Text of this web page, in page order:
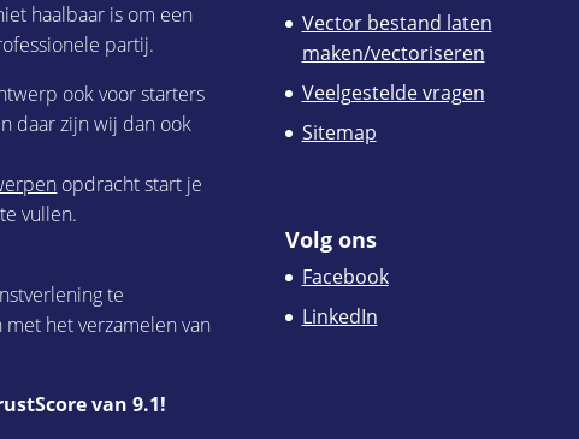
haalbaar is om een
partij.
ook voor starters
daar zijn wij dan ook
opdracht start je
vullen.
te
het verzamelen van
van 9.1!
Vector bestand laten
maken/vectoriseren
Veelgestelde vragen
Sitemap
Volg ons
Facebook
LinkedIn